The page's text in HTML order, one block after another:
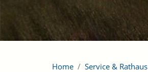
Home Service & Rathaus